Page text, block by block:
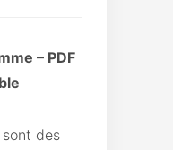
– PDF
des